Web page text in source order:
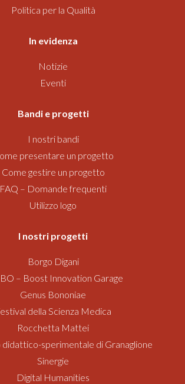
Politica per la Qualità
In evidenza
Notizie
Eventi
Bandi e progetti
I nostri bandi
presentare un progetto
Come gestire un progetto
FAQ – Domande frequenti
Utilizzo logo
I nostri progetti
Borgo Digani
– Boost Innovation Garage
Genus Bononiae
della Scienza Medica
Rocchetta Mattei
didattico-sperimentale di Granaglione
Sinergie
Digital Humanities